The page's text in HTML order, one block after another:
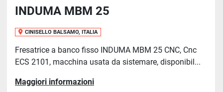
INDUMA MBM 25
CINISELLO BALSAMO, ITALIA
Fresatrice a banco fisso INDUMA MBM 25 CNC, Cnc
ECS 2101, macchina usata da sistemare, disponibil...
Maggiori informazioni